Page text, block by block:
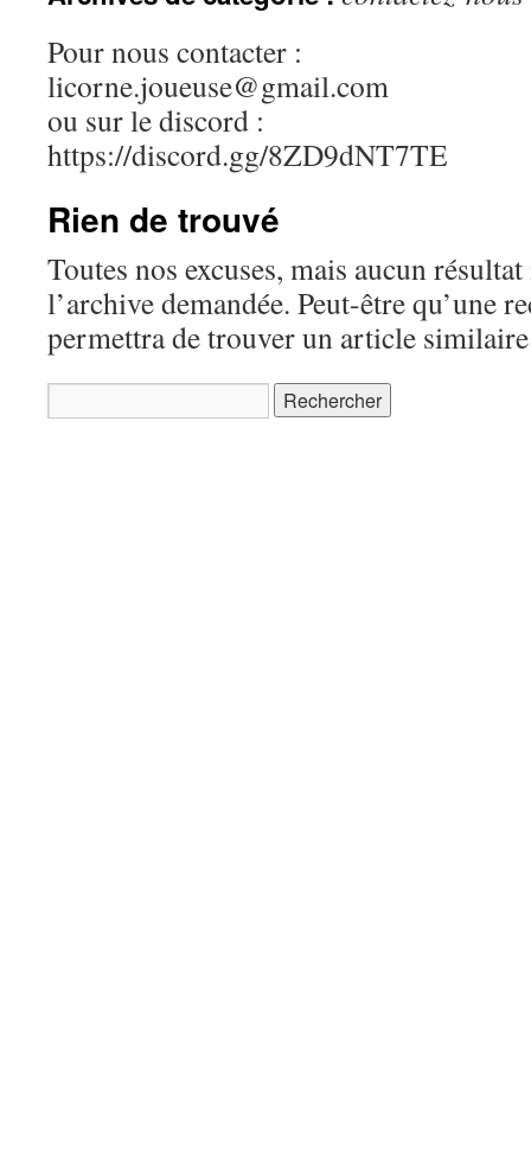
Pour nous contacter :
licorne.joueuse@gmail.com
ou sur le discord :
https://discord.gg/8ZD9dNT7TE
Rien de trouvé
Toutes nos excuses, mais aucun
l’archive demandée. Peut-être qu’une
permettra de trouver un article